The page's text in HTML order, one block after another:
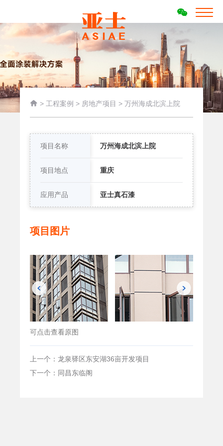
 > 工程案例 > 房地产项目 > 万州海成北滨上院
项目名称 万州海成北滨上院
项目地点 重庆
应用产品 亚士真石漆
项目图片
可点击查看原图
上一个：龙泉驿区东安湖36亩开发项目
下一个：同昌东临阁